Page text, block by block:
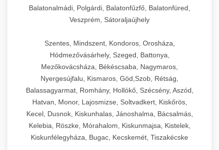
Balatonalmádi, Polgárdi, Balatonfűzfő, Balatonfüred,
Veszprém, Sátoraljaújhely
Szentes, Mindszent, Kondoros, Orosháza,
Hódmezővásárhely, Szeged, Battonya,
Mezőkovácsháza, Békéscsaba, Nagymaros,
Nyergesújfalu, Kismaros, Göd,Szob, Rétság,
Balassagyarmat, Romhány, Hollókő, Szécsény, Aszód,
Hatvan, Monor, Lajosmizse, Soltvadkert, Kiskőrös,
Kecel, Dusnok, Kiskunhalas, Jánoshalma, Bácsalmás,
Kelebia, Röszke, Mórahalom, Kiskunmajsa, Kistelek,
Kiskunfélegyháza, Bugac, Kecskemét, Tiszakécske